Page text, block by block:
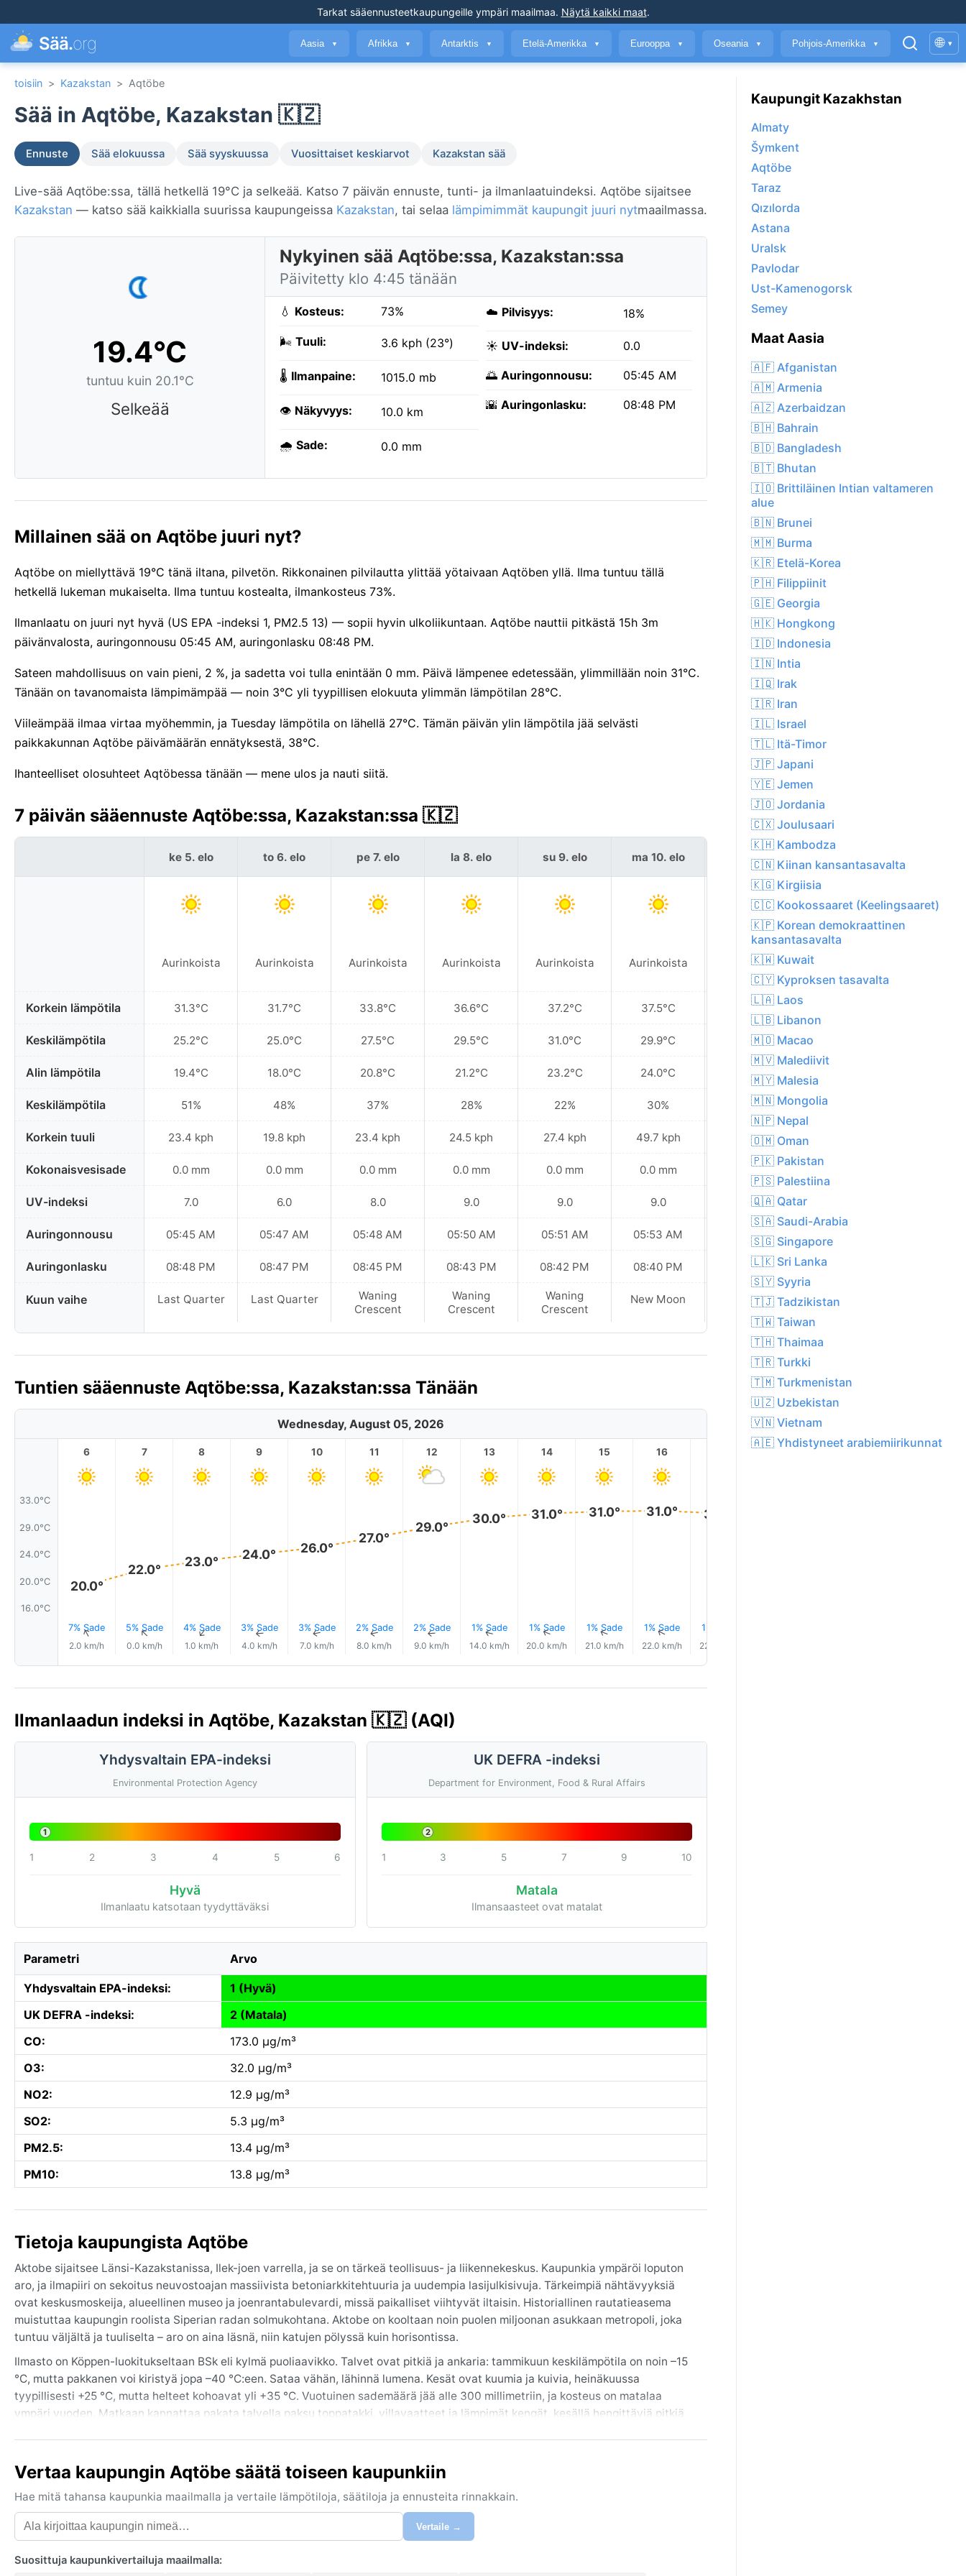
Tarkat sääennusteetkaupungeille ympäri maailmaa. Näytä kaikki maat.
Sää.org Aasia ▼ Afrikka ▼ Antarktis ▼ Etelä-Amerikka ▼ Eurooppa ▼ Oseania ▼ Pohjois-Amerikka ▼ 🌐 ▾
toisiin > Kazakstan > Aqtöbe
Sää in Aqtöbe, Kazakstan 🇰🇿
Ennuste Sää elokuussa Sää syyskuussa Vuosittaiset keskiarvot Kazakstan sää
Live-sää Aqtöbe:ssa, tällä hetkellä 19°C ja selkeää. Katso 7 päivän ennuste, tunti- ja ilmanlaatuindeksi. Aqtöbe sijaitsee
Kazakstan — katso sää kaikkialla suurissa kaupungeissa Kazakstan, tai selaa lämpimimmät kaupungit juuri nytmaailmassa.
19.4°C
tuntuu kuin 20.1°C
Selkeää
Nykyinen sää Aqtöbe:ssa, Kazakstan:ssa
Päivitetty klo 4:45 tänään
💧 Kosteus: 73%
🌬️ Tuuli: 3.6 kph (23°)
🌡️ Ilmanpaine: 1015.0 mb
👁️ Näkyvyys: 10.0 km
🌧️ Sade: 0.0 mm
☁️ Pilvisyys: 18%
☀️ UV-indeksi: 0.0
🌅 Auringonnousu: 05:45 AM
🌇 Auringonlasku: 08:48 PM
Millainen sää on Aqtöbe juuri nyt?
Aqtöbe on miellyttävä 19°C tänä iltana, pilvetön. Rikkonainen pilvilautta ylittää yötaivaan Aqtöben yllä. Ilma tuntuu tällä
hetkellä lukeman mukaiselta. Ilma tuntuu kostealta, ilmankosteus 73%.
Ilmanlaatu on juuri nyt hyvä (US EPA -indeksi 1, PM2.5 13) — sopii hyvin ulkoliikuntaan. Aqtöbe nauttii pitkästä 15h 3m
päivänvalosta, auringonnousu 05:45 AM, auringonlasku 08:48 PM.
Sateen mahdollisuus on vain pieni, 2 %, ja sadetta voi tulla enintään 0 mm. Päivä lämpenee edetessään, ylimmillään noin 31°C.
Tänään on tavanomaista lämpimämpää — noin 3°C yli tyypillisen elokuuta ylimmän lämpötilan 28°C.
Viileämpää ilmaa virtaa myöhemmin, ja Tuesday lämpötila on lähellä 27°C. Tämän päivän ylin lämpötila jää selvästi
paikkakunnan Aqtöbe päivämäärän ennätyksestä, 38°C.
Ihanteelliset olosuhteet Aqtöbessa tänään — mene ulos ja nauti siitä.
7 päivän sääennuste Aqtöbe:ssa, Kazakstan:ssa 🇰🇿
Korkein lämpötila
Keskilämpötila
Alin lämpötila
Keskilämpötila
Korkein tuuli
Kokonaisvesisade
UV-indeksi
Auringonnousu
Auringonlasku
Kuun vaihe
ke 5. elo
Aurinkoista
31.3°C
25.2°C
19.4°C
51%
23.4 kph
0.0 mm
7.0
05:45 AM
08:48 PM
Last Quarter
to 6. elo
Aurinkoista
31.7°C
25.0°C
18.0°C
48%
19.8 kph
0.0 mm
6.0
05:47 AM
08:47 PM
Last Quarter
pe 7. elo
Aurinkoista
33.8°C
27.5°C
20.8°C
37%
23.4 kph
0.0 mm
8.0
05:48 AM
08:45 PM
Waning
Crescent
la 8. elo
Aurinkoista
36.6°C
29.5°C
21.2°C
28%
24.5 kph
0.0 mm
9.0
05:50 AM
08:43 PM
Waning
Crescent
su 9. elo
Aurinkoista
37.2°C
31.0°C
23.2°C
22%
27.4 kph
0.0 mm
9.0
05:51 AM
08:42 PM
Waning
Crescent
ma 10. elo
Aurinkoista
37.5°C
29.9°C
24.0°C
30%
49.7 kph
0.0 mm
9.0
05:53 AM
08:40 PM
New Moon
ti 11. elo
Aurinkoista
27.1°C
22.7°C
18.6°C
54%
37.1 kph
0.6 mm
7.0
05:54 AM
08:38 PM
New Moon
Tuntien sääennuste Aqtöbe:ssa, Kazakstan:ssa Tänään
Wednesday, August 05, 2026
33.0°C
29.0°C
24.0°C
20.0°C
16.0°C
6
20.0°
7% Sade
↑
2.0 km/h
7
22.0°
5% Sade
↑
0.0 km/h
8
23.0°
4% Sade
↑
1.0 km/h
9
24.0°
3% Sade
↑
4.0 km/h
10
26.0°
3% Sade
↑
7.0 km/h
11
27.0°
2% Sade
↑
8.0 km/h
12
29.0°
2% Sade
↑
9.0 km/h
13
30.0°
1% Sade
↑
14.0 km/h
14
31.0°
1% Sade
↑
20.0 km/h
15
31.0°
1% Sade
↑
21.0 km/h
16
31.0°
1% Sade
↑
22.0 km/h
31.0°
1% Sade
22.0 km/h
18
Ilmanlaadun indeksi in Aqtöbe, Kazakstan 🇰🇿 (AQI)
Yhdysvaltain EPA-indeksi
Environmental Protection Agency
1
1 2 3 4 5 6
Hyvä
Ilmanlaatu katsotaan tyydyttäväksi
UK DEFRA -indeksi
Department for Environment, Food & Rural Affairs
2
1 3 5 7 9 10
Matala
Ilmansaasteet ovat matalat
Parametri Arvo
Yhdysvaltain EPA-indeksi:
1 (Hyvä)
UK DEFRA -indeksi:
2 (Matala)
CO:
173.0 µg/m³
O3:
32.0 µg/m³
NO2:
12.9 µg/m³
SO2:
5.3 µg/m³
PM2.5:
13.4 µg/m³
PM10:
13.8 µg/m³
Tietoja kaupungista Aqtöbe
Aktobe sijaitsee Länsi-Kazakstanissa, Ilek-joen varrella, ja se on tärkeä teollisuus- ja liikennekeskus. Kaupunkia ympäröi loputon
aro, ja ilmapiiri on sekoitus neuvostoajan massiivista betoniarkkitehtuuria ja uudempia lasijulkisivuja. Tärkeimpiä nähtävyyksiä
ovat keskusmoskeija, alueellinen museo ja joenrantabulevardi, missä paikalliset viihtyvät iltaisin. Historiallinen rautatieasema
muistuttaa kaupungin roolista Siperian radan solmukohtana. Aktobe on kooltaan noin puolen miljoonan asukkaan metropoli, joka
tuntuu väljältä ja tuuliselta – aro on aina läsnä, niin katujen pölyssä kuin horisontissa.
Ilmasto on Köppen-luokitukseltaan BSk eli kylmä puoliaavikko. Talvet ovat pitkiä ja ankaria: tammikuun keskilämpötila on noin –15
°C, mutta pakkanen voi kiristyä jopa –40 °C:een. Sataa vähän, lähinnä lumena. Kesät ovat kuumia ja kuivia, heinäkuussa
tyypillisesti +25 °C, mutta helteet kohoavat yli +35 °C. Vuotuinen sademäärä jää alle 300 millimetriin, ja kosteus on matalaa
ympäri vuoden. Matkaan kannattaa pakata talvella paksu toppatakki, villavaatteet ja lämpimät kengät, kesällä hengittäviä pitkiä
sateet vähäisiä. Huomionarvoisia sääilmiöitä ovat keväiset pölymyrskyt, jotka nousevat kuivalta arolta, ja talviset lumimyräkät,
jotka voivat pysäyttää liikenteen. Lämpötila voi vaihdella rajusti vuorokauden sisällä – aamulla voi olla koleaa ja iltapäivällä
hellettä. Hurrikaaneja tai monsuuneja ei esiinny, mutta sumua on talvisin paikoin runsaasti erityisesti joen lähettyvillä.
Vertaa kaupungin Aqtöbe säätä toiseen kaupunkiin
Hae mitä tahansa kaupunkia maailmalla ja vertaile lämpötiloja, säätiloja ja ennusteita rinnakkain.
Vertaile →
Suosittuja kaupunkivertailuja maailmalla:
Kaupungit Kazakhstan
Almaty
Šymkent
Aqtöbe
Taraz
Qızılorda
Astana
Uralsk
Pavlodar
Ust-Kamenogorsk
Semey
Maat Aasia
🇦🇫 Afganistan
🇦🇲 Armenia
🇦🇿 Azerbaidzan
🇧🇭 Bahrain
🇧🇩 Bangladesh
🇧🇹 Bhutan
🇮🇴 Brittiläinen Intian valtameren
alue
🇧🇳 Brunei
🇲🇲 Burma
🇰🇷 Etelä-Korea
🇵🇭 Filippiinit
🇬🇪 Georgia
🇭🇰 Hongkong
🇮🇩 Indonesia
🇮🇳 Intia
🇮🇶 Irak
🇮🇷 Iran
🇮🇱 Israel
🇹🇱 Itä-Timor
🇯🇵 Japani
🇾🇪 Jemen
🇯🇴 Jordania
🇨🇽 Joulusaari
🇰🇭 Kambodza
🇨🇳 Kiinan kansantasavalta
🇰🇬 Kirgiisia
🇨🇨 Kookossaaret (Keelingsaaret)
🇰🇵 Korean demokraattinen
kansantasavalta
🇰🇼 Kuwait
🇨🇾 Kyproksen tasavalta
🇱🇦 Laos
🇱🇧 Libanon
🇲🇴 Macao
🇲🇻 Malediivit
🇲🇾 Malesia
🇲🇳 Mongolia
🇳🇵 Nepal
🇴🇲 Oman
🇵🇰 Pakistan
🇵🇸 Palestiina
🇶🇦 Qatar
🇸🇦 Saudi-Arabia
🇸🇬 Singapore
🇱🇰 Sri Lanka
🇸🇾 Syyria
🇹🇯 Tadzikistan
🇹🇼 Taiwan
🇹🇭 Thaimaa
🇹🇷 Turkki
🇹🇲 Turkmenistan
🇺🇿 Uzbekistan
🇻🇳 Vietnam
🇦🇪 Yhdistyneet arabiemiirikunnat